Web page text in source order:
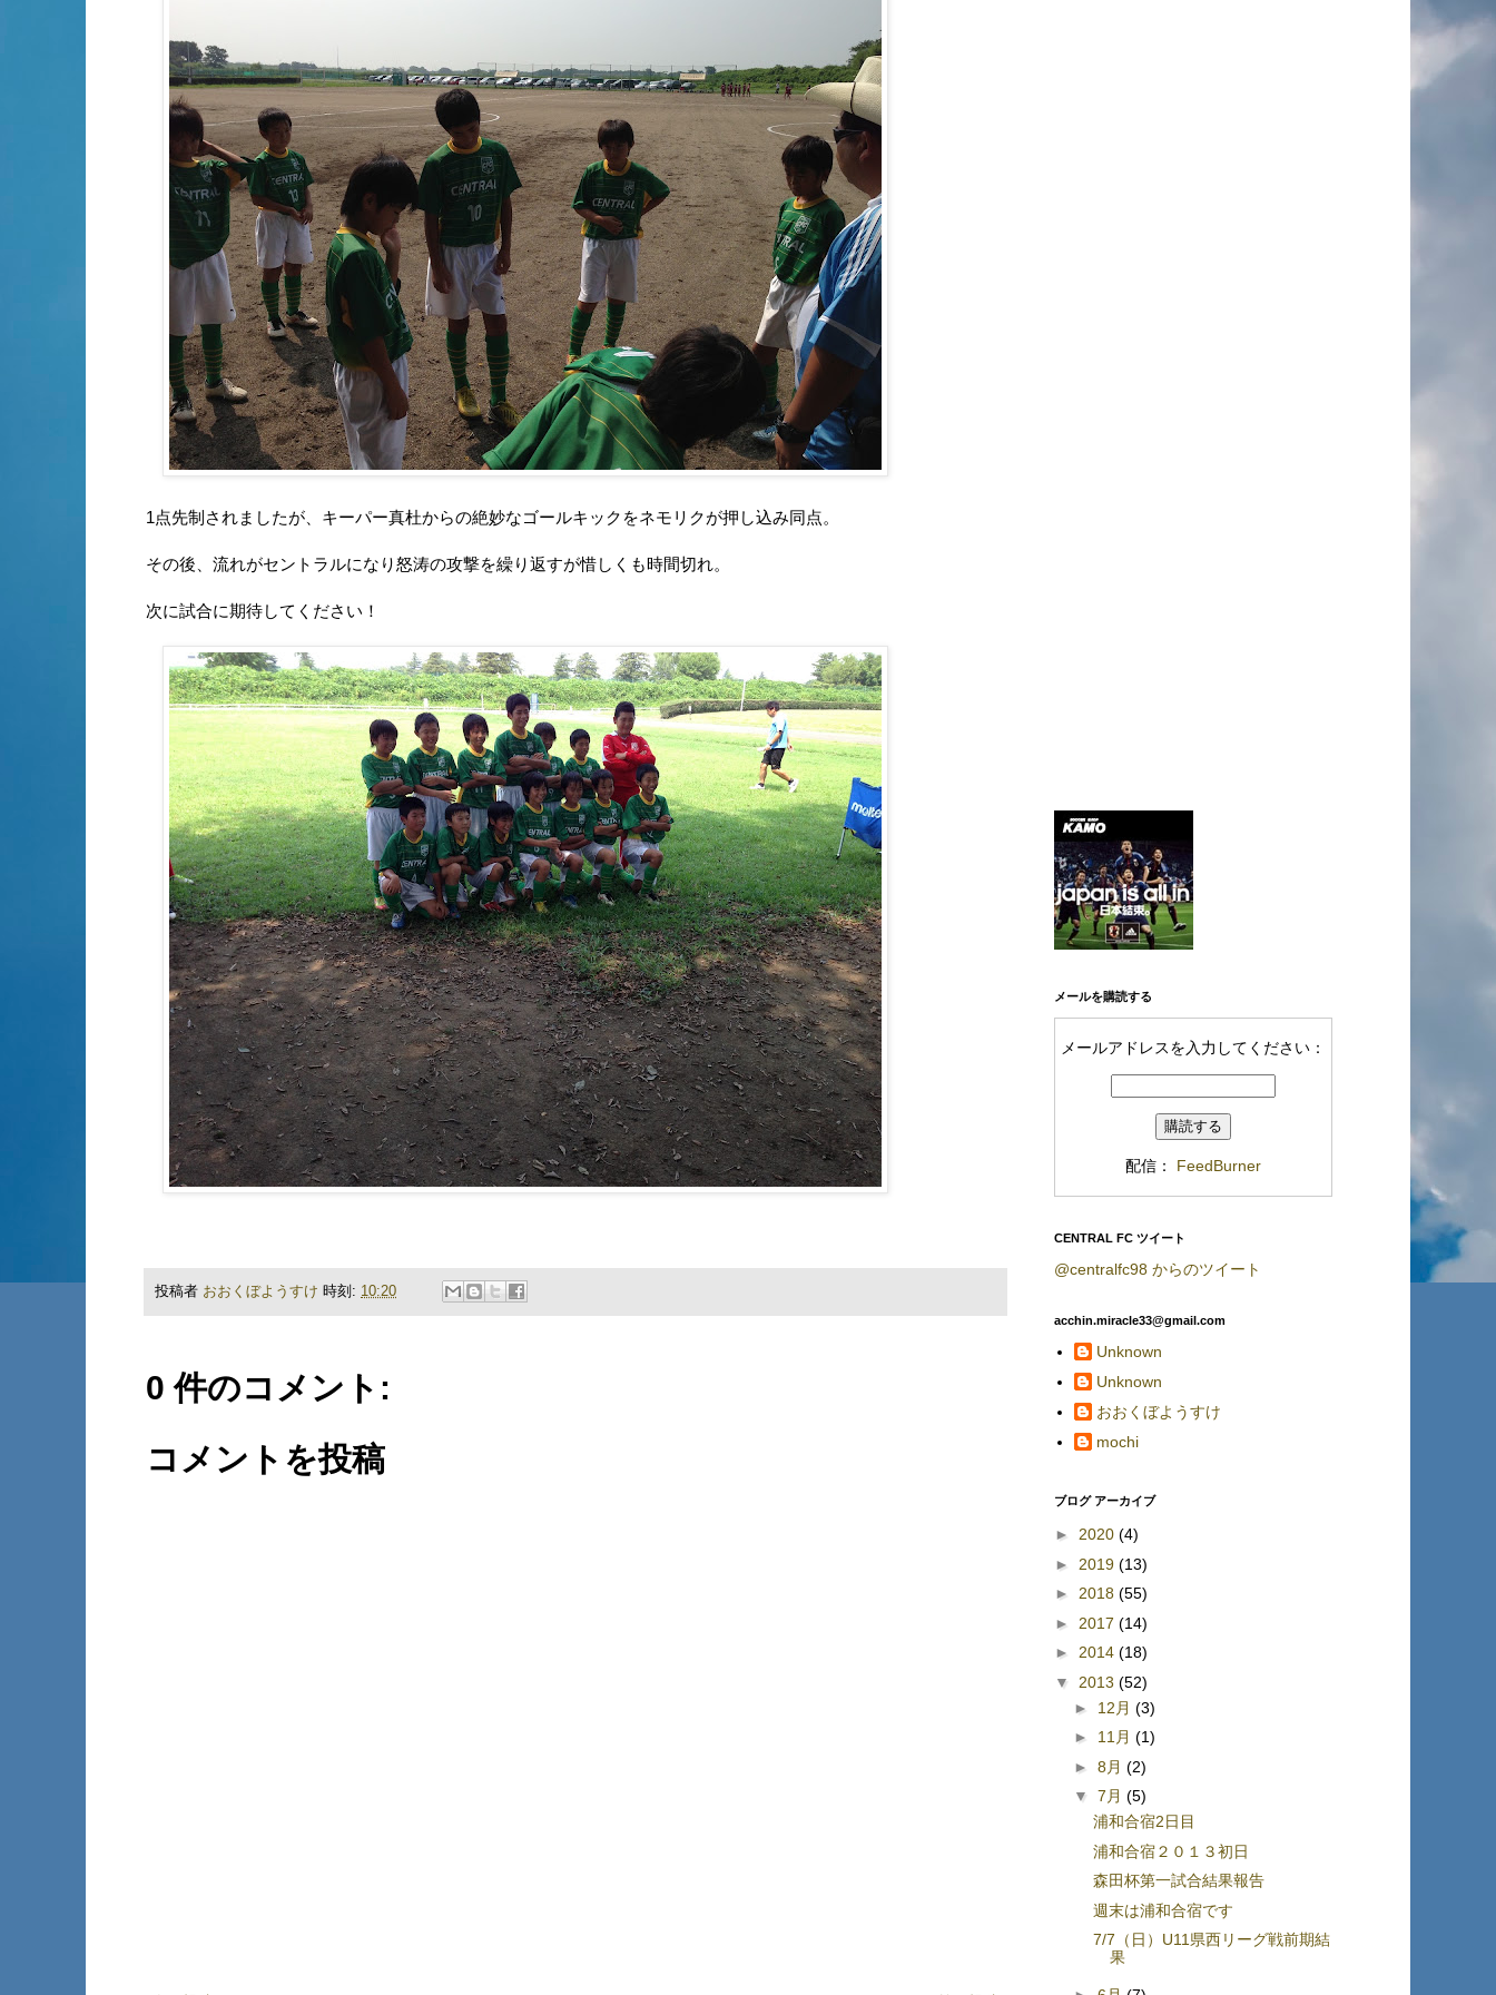
1点先制されましたが、キーパー真杜からの絶妙なゴールキックをネモリクが押し込み同点。
その後、流れがセントラルになり怒涛の攻撃を繰り返すが惜しくも時間切れ。
次に試合に期待してください！
投稿者 おおくぼようすけ 時刻: 10:20
0 件のコメント:
コメントを投稿
メールを購読する
メールアドレスを入力してください：
配信： FeedBurner
CENTRAL FC ツイート
@centralfc98 からのツイート
acchin.miracle33@gmail.com
Unknown
Unknown
おおくぼようすけ
mochi
ブログ アーカイブ
► 2020 (4)
► 2019 (13)
► 2018 (55)
► 2017 (14)
► 2014 (18)
▼ 2013 (52)
► 12月 (3)
► 11月 (1)
► 8月 (2)
▼ 7月 (5)
浦和合宿2日目
浦和合宿２０１３初日
森田杯第一試合結果報告
週末は浦和合宿です
7/7（日）U11県西リーグ戦前期結
果